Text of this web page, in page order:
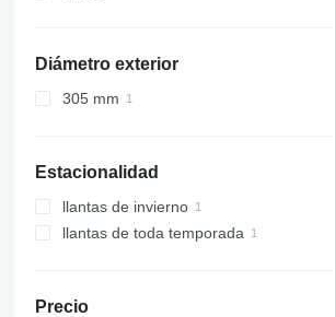
Diámetro exterior
305 mm
Estacionalidad
llantas de invierno
llantas de toda temporada
Precio